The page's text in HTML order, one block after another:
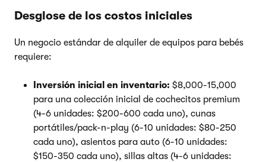
Desglose de los costos iniciales
Un negocio estándar de alquiler de equipos para bebés
requiere:
Inversión inicial en inventario: $8,000-15,000
para una colección inicial de cochecitos premium
(4-6 unidades: $200-600 cada uno), cunas
portátiles/pack-n-play (6-10 unidades: $80-250
cada uno), asientos para auto (6-10 unidades:
$150-350 cada uno), sillas altas (4-6 unidades: